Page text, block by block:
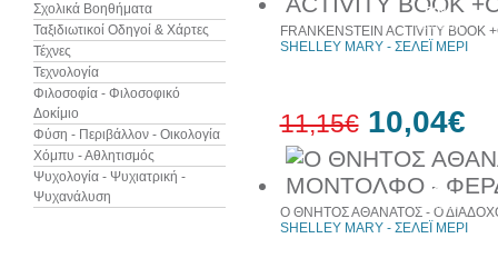
Σχολικά Βοηθήματα
Ταξιδιωτικοί Οδηγοί & Χάρτες
Τέχνες
Τεχνολογία
Φιλοσοφία - Φιλοσοφικό
Δοκίμιο
Φύση - Περιβάλλον - Οικολογία
Χόμπυ - Αθλητισμός
Ψυχολογία - Ψυχιατρική -
Ψυχανάλυση
50%
έκπτωση
10%
έκπτωση
FRANKENSTEIN ACTIVITY BOOK
SHELLEY MARY - ΣΕΛΕΪ ΜΕΡΙ
11,15€ 10,04€
Ο ΘΝΗΤΟΣ ΑΘΑΝΑΤΟΣ - Ο
SHELLEY MARY - ΣΕΛΕΪ ΜΕΡΙ